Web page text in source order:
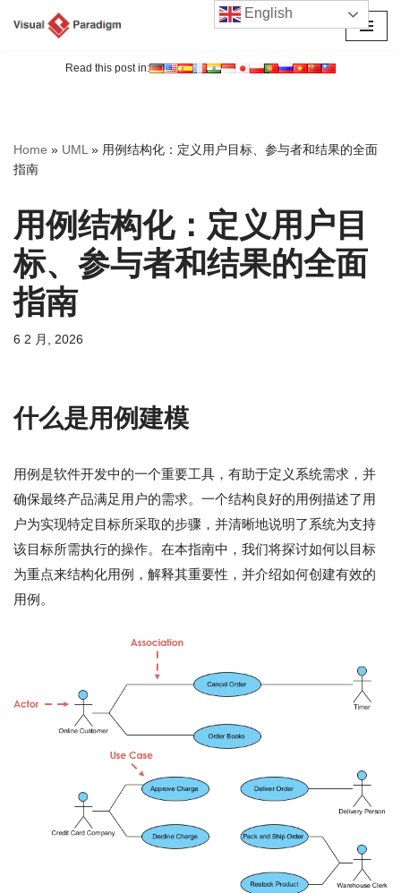
Read this post in:
Home » UML» 用例结构化：定义用户目标、参与者和结果的全面
指南
用例结构化：定义用户目
标、参与者和结果的全面
指南
6 2 月, 2026
什么是用例建模
用例是软件开发中的一个重要工具，有助于定义系统需求，并
确保最终产品满足用户的需求。一个结构良好的用例描述了用
户为实现特定目标所采取的步骤，并清晰地说明了系统为支持
该目标所需执行的操作。在本指南中，我们将探讨如何以目标
为重点来结构化用例，解释其重要性，并介绍如何创建有效的
用例。
English